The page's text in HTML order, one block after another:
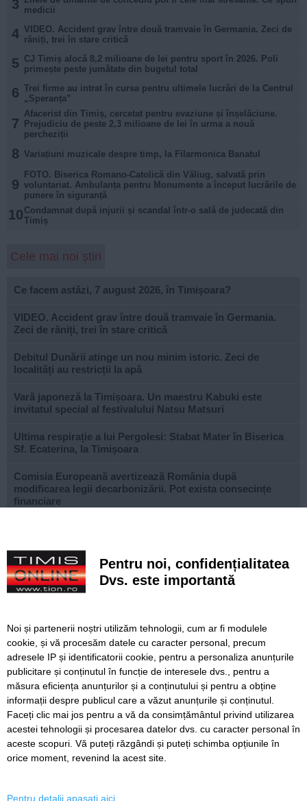
3 medicii
4 VIDEO. Accident grav între două tramvaie în Germania. Zeci de
răniți, trei în stare critică
5 CJ Timiș alocă 8,2 milioane de lei pentru sport în 2026. Poli
primește peste jumătate din bugetul total
6 Trei firme au intrat în cursa pentru ultimele lucrări de la Centrul
„Speranța”
7
Afacerist din Timiș, cercetat pentru evaziune și înșelăciune.
Prejudiciu de peste 2,3 milioane de lei în urma a nouă
percheziții
8 Variațiuni muzicale despre timp, la Filarmonica Banatul
9
FOTO. Biserica Romano-Catolică din Văliug, salvată prin
voluntariat. Ambulanța pentru Monumente a început lucrările de
punere în siguranță
10 Condamnat după injurii și scandal într-o sală de judecată din
Timiș
Cele mai noi știri
Ce facem astăzi, 7 august 2026, în Timișoara?
VIDEO. Accident grav între două tramvaie în Germania.
Zeci de răniți, trei în stare critică
Debitul Dunării atinge un nou minim istoric. Zeci de
localități au restricții la apă
Vară japoneză la Timișoara. Un maestru Kabuki este
invitatul special al festivalului Natsu Matsuri
Ultima respirație a lui Pergolesi: Stabat Mater în Biserica
Sf. Ecaterina, la Timișoara
Comisia Europeană avertizează România după
modificarea legii decarbonizării. Pot exista consecințe
financiare
la final
Cu un ghiozdan donat, puteți ajuta un copil să înceapă
anul școlar cu tot ce are nevoie. Campania revine la
Avansează șantierul Pasajului Slavici–Polonă. Lațcău: „La
sfârșitul anului viitor vom circula pe podurile noi”
VIDEO. Din toamnă, încă 324 de locuri de cazare pentru
studenții UVT. Două cămine noi sunt aproape gata
SERVICII Redactia
Folosinta Cookie-urilor
Pentru noi, confidențialitatea
Dvs. este importantă
Noi și partenerii noștri utilizăm tehnologii, cum ar fi modulele
cookie, și vă procesăm datele cu caracter personal, precum
adresele IP și identificatorii cookie, pentru a personaliza anunțurile
publicitare și conținutul în funcție de interesele dvs., pentru a
măsura eficiența anunțurilor și a conținutului și pentru a obține
informații despre publicul care a văzut anunțurile și conținutul.
Faceți clic mai jos pentru a vă da consimțământul privind utilizarea
acestei tehnologii și procesarea datelor dvs. cu caracter personal în
aceste scopuri. Vă puteți răzgândi și puteți schimba opțiunile în
orice moment, revenind la acest site.
Pentru detalii apasati aici